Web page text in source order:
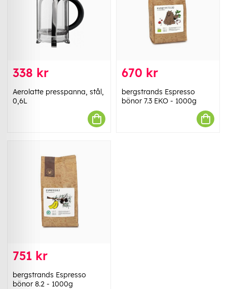
338 kr
Aerolatte presspanna, stål,
0,6L
670 kr
bergstrands Espresso
bönor 7.3 EKO - 1000g
751 kr
bergstrands Espresso
bönor 8.2 - 1000g